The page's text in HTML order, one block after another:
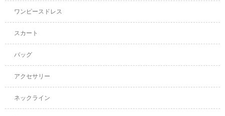
ワンピースドレス
スカート
バッグ
アクセサリー
ネックライン